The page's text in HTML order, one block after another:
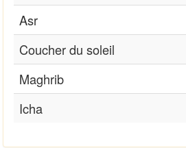
Asr
Coucher du soleil
Maghrib
Icha